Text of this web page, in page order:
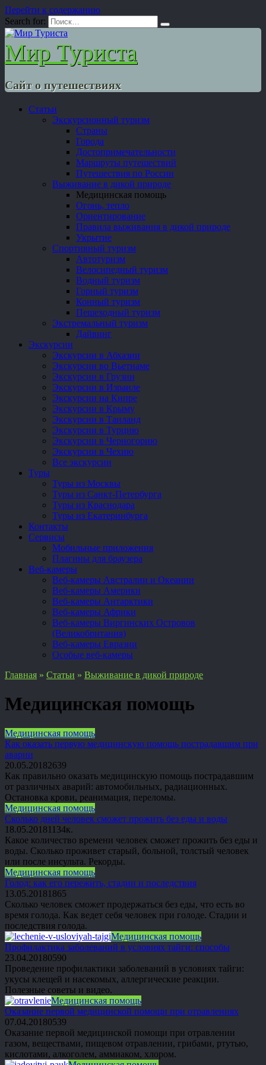
Перейти к содержанию
Search for:
Мир Туриста
Сайт о путешествиях
Статьи
Экскурсионный туризм
Страны
Города
Достопримечательности
Маршруты путешествий
Путешествия по России
Выживание в дикой природе
Медицинская помощь
Огонь, тепло
Ориентирование
Правила выживания в дикой природе
Укрытие
Спортивный туризм
Автотуризм
Велосипедный туризм
Водный туризм
Горный туризм
Конный туризм
Пешеходный туризм
Экстремальный туризм
Дайвинг
Экскурсии
Экскурсии в Абхазии
Экскурсии во Вьетнаме
Экскурсии в Грузии
Экскурсии в Израиле
Экскурсии на Кипре
Экскурсии в Крыму
Экскурсии в Таиланд
Экскурсии в Турцию
Экскурсии в Черногорию
Экскурсии в Чехию
Все экскурсии
Туры
Туры из Москвы
Туры из Санкт-Петербурга
Туры из Краснодара
Туры из Екатеринбурга
Контакты
Сервисы
Мобильные приложения
Плагины для браузера
Веб-камеры
Веб-камеры Австралии и Океании
Веб-камеры Америки
Веб-камеры Антарктики
Веб-камеры Африки
Веб-камеры Виргинских Островов
(Великобритания)
Веб-камеры Евразии
Особые веб-камеры
Главная » Статьи » Выживание в дикой природе
Медицинская помощь
Медицинская помощь
Как оказать первую медицинскую помощь пострадавшим при
аварии
20.05.20182639
Как правильно оказать медицинскую помощь пострадавшим
от различных аварий: автомобильных, радиационных.
Остановка крови, реанимация, переломы.
Медицинская помощь
Сколько дней человек сможет прожить без еды и воды
18.05.20181 134к.
Какое количество времени человек сможет прожить без еды и
воды. Сколько проживет старый, больной, толстый человек
или после инсульта. Рекорды.
Медицинская помощь
Голод: как его пережить, стадии и последствия
13.05.20181 865
Сколько человек сможет продержаться без еды, что есть во
время голода. Как ведет себя человек при голоде. Стадии и
последствия голода.
Медицинская помощь
Профилактика заболеваний в условиях тайги: способы
23.04.20180590
Проведение профилактики заболеваний в условиях тайги:
укусы клещей и насекомых, аллергические реакции.
Полезные советы и видео.
Медицинская помощь
Оказание первой медицинской помощи при отравлениях
07.04.20180539
Оказание первой медицинской помощи при отравлении
газом, веществами, пищевом отравлении, грибами, ртутью,
кислотами, алкоголем, аммиаком, хлором.